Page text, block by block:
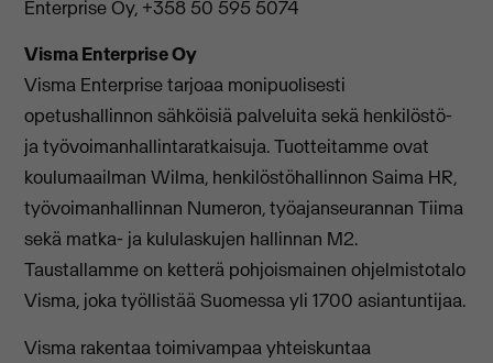
Enterprise Oy, +358 50 595 5074
Visma Enterprise Oy
Visma Enterprise tarjoaa monipuolisesti
opetushallinnon sähköisiä palveluita sekä henkilöstö-
ja työvoimanhallintaratkaisuja. Tuotteitamme ovat
koulumaailman Wilma, henkilöstöhallinnon Saima HR,
työvoimanhallinnan Numeron, työajanseurannan Tiima
sekä matka- ja kululaskujen hallinnan M2.
Taustallamme on ketterä pohjoismainen ohjelmistotalo
Visma, joka työllistää Suomessa yli 1700 asiantuntijaa.
Visma rakentaa toimivampaa yhteiskuntaa